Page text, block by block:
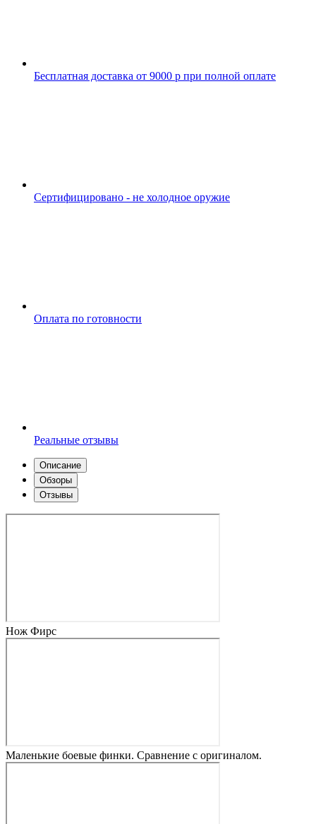
Бесплатная доставка от 9000 р при полной оплате
Сертифицировано - не холодное оружие
Оплата по готовности
Реальные отзывы
Описание
Обзоры
Отзывы
Нож Фирс
Маленькие боевые финки. Сравнение с оригиналом.